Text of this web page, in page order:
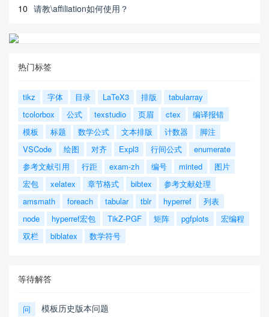
10 请教\affiliation如何使用？
热门标签
tikz 字体 目录 LaTeX3 排版
tabularray
tcolorbox
公式 texstudio 页眉 ctex
编译报错
模板
标题 数学公式 文本排版 计数器
脚注
VSCode
绘图 对齐 Expl3 行间公式
enumerate
参考文献引用
行距 exam-zh 编号 minted
图片
宏包
xelatex 章节格式 bibtex
参考文献处理
amsmath
foreach tabular tblr hyperref
列表
node
hyperref宏包 TikZ-PGF 矩阵 pgfplots
宏编程
双栏
biblatex 数学符号
等待解答
问 模板历史版本问题